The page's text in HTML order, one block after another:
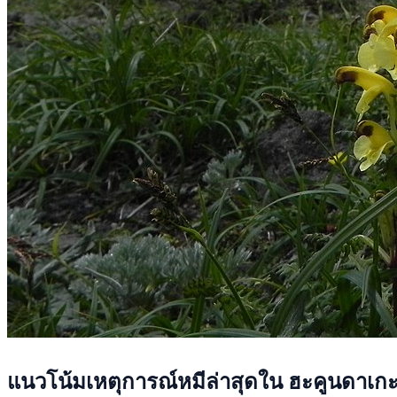
แนวโน้มเหตุการณ์หมีล่าสุดใน ฮะคูนดาเก